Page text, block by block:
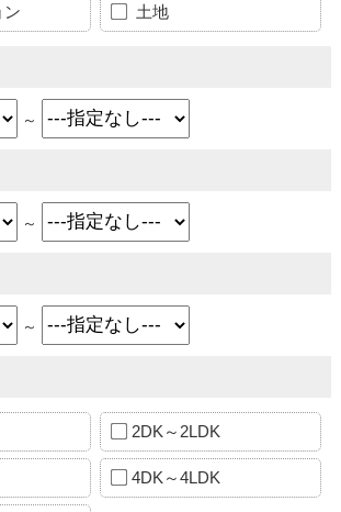
ン 土地
～
～
～
2DK～2LDK
4DK～4LDK